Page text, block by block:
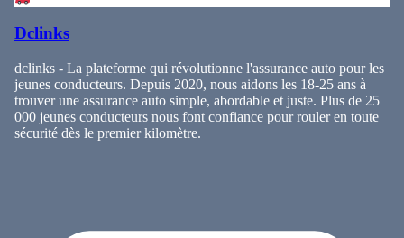
Dclinks
dclinks - La plateforme qui révolutionne l'assurance auto pour les
jeunes conducteurs. Depuis 2020, nous aidons les 18-25 ans à
trouver une assurance auto simple, abordable et juste. Plus de 25
000 jeunes conducteurs nous font confiance pour rouler en toute
sécurité dès le premier kilomètre.